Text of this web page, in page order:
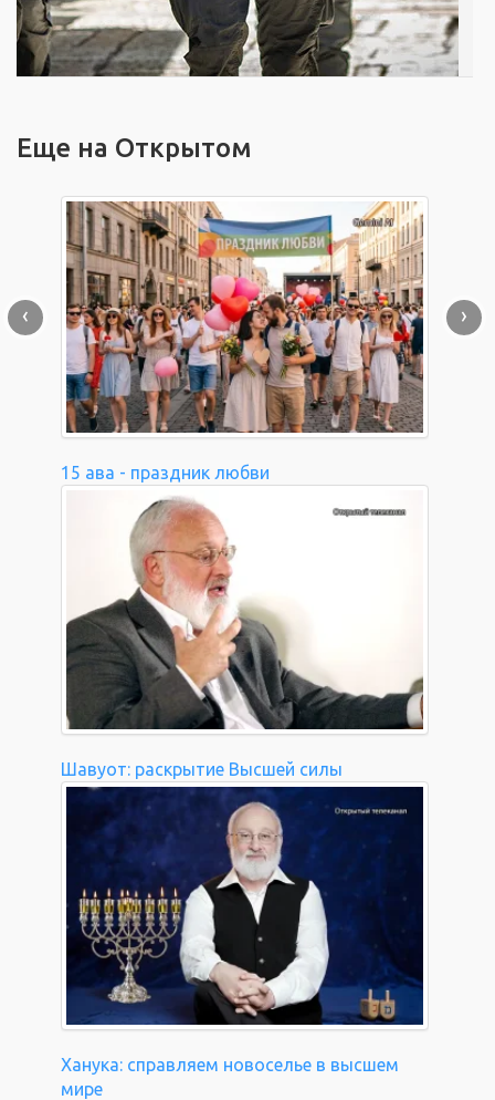
Еще на Открытом
15 ава - праздник любви
Шавуот: раскрытие Высшей силы
Ханука: справляем новоселье в высшем
мире
‹ ›